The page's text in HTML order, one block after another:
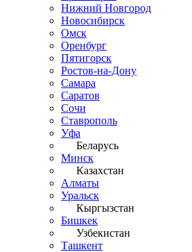
Нижний Новгород
Новосибирск
Омск
Оренбург
Пятигорск
Ростов-на-Дону
Самара
Саратов
Сочи
Ставрополь
Уфа
Беларусь
Минск
Казахстан
Алматы
Уральск
Кыргызстан
Бишкек
Узбекистан
Ташкент